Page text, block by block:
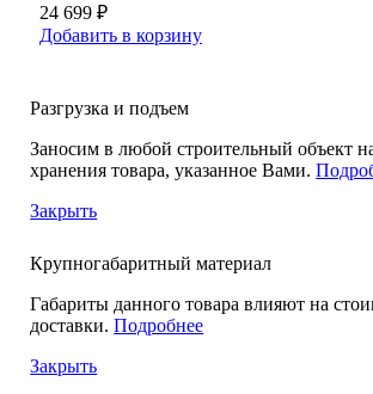
24 699 ₽
Добавить в корзину
Разгрузка и подъем
Заносим в любой строительный объект
хранения товара, указанное Вами.
Закрыть
Крупногабаритный материал
Габариты данного товара влияют на
доставки.Подробнее
Закрыть